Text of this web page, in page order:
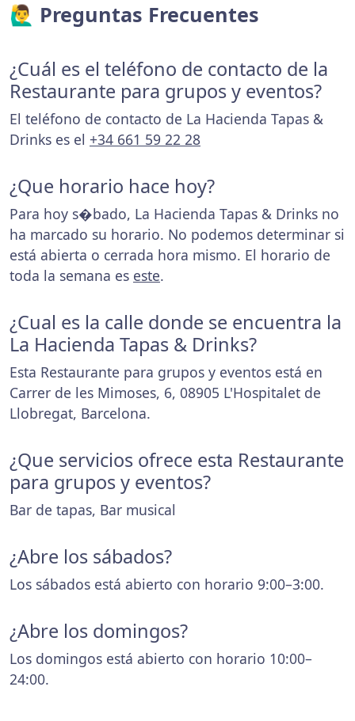
🙋‍♂️ Preguntas Frecuentes
¿Cuál es el teléfono de contacto de la
Restaurante para grupos y eventos?
El teléfono de contacto de La Hacienda Tapas &
Drinks es el +34 661 59 22 28
¿Que horario hace hoy?
Para hoy s�bado, La Hacienda Tapas & Drinks no
ha marcado su horario. No podemos determinar si
está abierta o cerrada hora mismo. El horario de
toda la semana es este.
¿Cual es la calle donde se encuentra la
La Hacienda Tapas & Drinks?
Esta Restaurante para grupos y eventos está en
Carrer de les Mimoses, 6, 08905 L'Hospitalet de
Llobregat, Barcelona.
¿Que servicios ofrece esta Restaurante
para grupos y eventos?
Bar de tapas, Bar musical
¿Abre los sábados?
Los sábados está abierto con horario 9:00–3:00.
¿Abre los domingos?
Los domingos está abierto con horario 10:00–
24:00.